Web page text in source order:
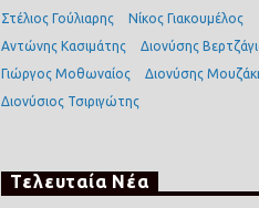
Στέλιος Γούλιαρης
Νίκος Γιακουμέλος
Αντώνης Κασιμάτης
Διονύσης
Γιώργος Μοθωναίος
Διονύσης
Διονύσιος Τσιριγώτης
Τελευταία Νέα